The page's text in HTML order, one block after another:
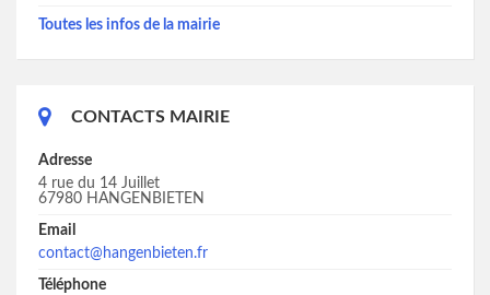
Toutes les infos de la mairie
CONTACTS MAIRIE
Adresse
4 rue du 14 Juillet
67980 HANGENBIETEN
Email
contact@hangenbieten.fr
Téléphone